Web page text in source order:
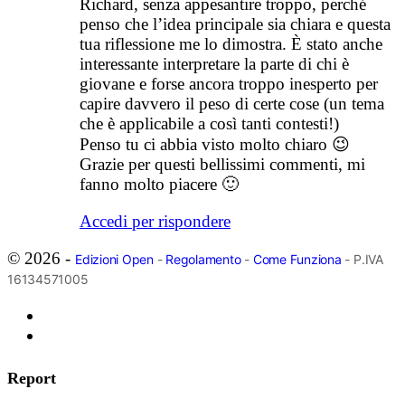
penso che l’idea principale sia chiara e questa
tua riflessione me lo dimostra. È stato anche
interessante interpretare la parte di chi è
giovane e forse ancora troppo inesperto per
capire davvero il peso di certe cose (un tema
che è applicabile a così tanti contesti!)
Penso tu ci abbia visto molto chiaro 😉
Grazie per questi bellissimi commenti, mi
fanno molto piacere 🙂
Accedi per rispondere
© 2026 - Edizioni Open- Regolamento- Come Funziona - P.IVA
16134571005
Report